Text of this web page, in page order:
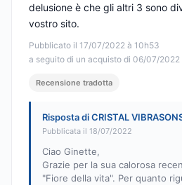
Pubblicato il 17/07/2022 à 10h53
a seguito di un acquisto di 06/07/2022
delusione è che gli altri 3 sono
vostro sito.
Recensione tradotta
Risposta di CRISTAL
Pubblicata il 18/07/2022
Ciao Ginette,
Grazie per la sua calorosa
"Fiore della vita". Per quanto